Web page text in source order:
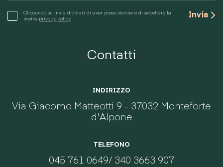
Cliccando su invia dichiari di aver preso visione e di accettare la
nostra privacy policy
Contatti
INDIRIZZO
Via Giacomo Matteotti 9 - 37032 Monteforte
d'Alpone
TELEFONO
045 761 0649/ 340 3663 907